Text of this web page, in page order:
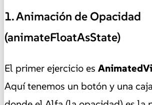
1. Animación de Opacidad
(animateFloatAsState)
El primer ejercicio es
Aquí tenemos un botón y una